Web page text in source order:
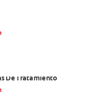
De Tratamiento